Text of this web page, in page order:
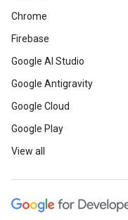
Chrome
Firebase
Google AI Studio
Google Antigravity
Google Cloud
Google Play
View all